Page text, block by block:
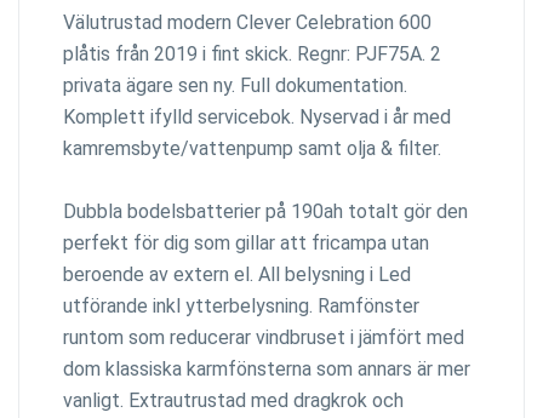
Välutrustad modern Clever Celebration 600
plåtis från 2019 i fint skick. Regnr: PJF75A. 2
privata ägare sen ny. Full dokumentation.
Komplett ifylld servicebok. Nyservad i år med
kamremsbyte/vattenpump samt olja & filter.
Dubbla bodelsbatterier på 190ah totalt gör den
perfekt för dig som gillar att fricampa utan
beroende av extern el. All belysning i Led
utförande inkl ytterbelysning. Ramfönster
runtom som reducerar vindbruset i jämfört med
dom klassiska karmfönsterna som annars är mer
vanligt. Extrautrustad med dragkrok och